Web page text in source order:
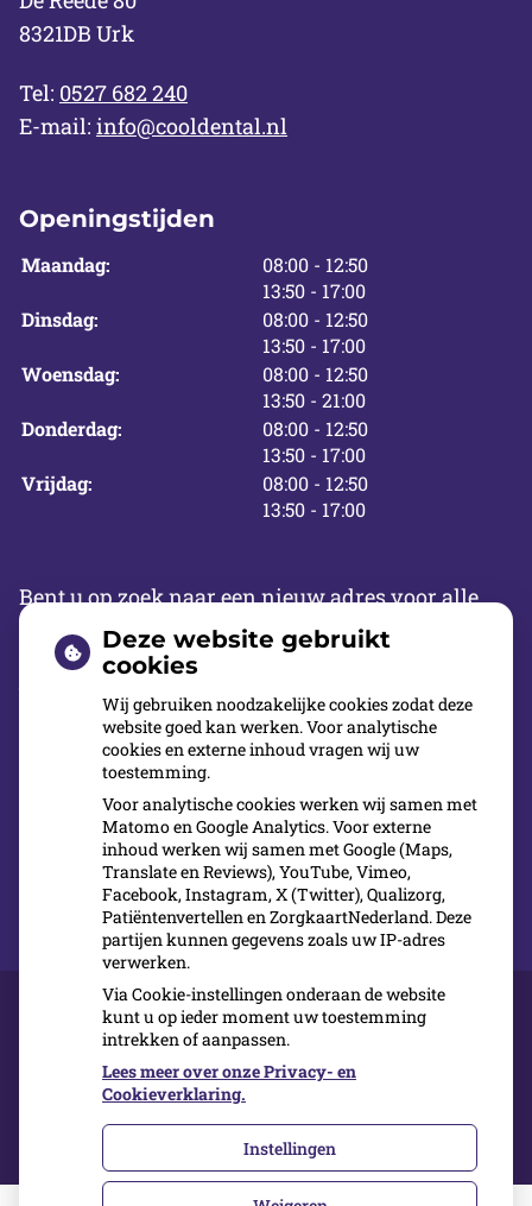
8321DB Urk
Tel: 0527 682 240
E-mail: info@cooldental.nl
Openingstijden
Maandag: 08:00 tot
- 12:50
13:50 tot
- 17:00
Dinsdag:
08:00 tot
- 12:50
13:50 tot
- 17:00
Woensdag:
08:00 tot
- 12:50
13:50 tot
- 21:00
Donderdag:
08:00 tot
- 12:50
13:50 tot
- 17:00
Vrijdag:
08:00 tot
- 12:50
13:50 tot
- 17:00
Bent u op zoek naar een nieuw adres voor alle
voorkomende handelingen op het gebied van
mond-en gebitsverzorging? Een tandarts in de
buurt, bij wie u direct terecht kunt, een modern
tandheelkundig centrum? Waar ook
avondbehandelingen worden verricht en trouw
aan de nieuwste inzichten en technieken?
Meld u dan nu aan bij Cool Dental Clinic
Inschrijven
Deze website gebruikt
cookies
Wij gebruiken noodzakelijke cookies zodat deze
website goed kan werken. Voor analytische
cookies en externe inhoud vragen wij uw
toestemming.
Voor analytische cookies werken wij samen met
Matomo en Google Analytics. Voor externe
inhoud werken wij samen met Google (Maps,
Translate en Reviews), YouTube, Vimeo,
Facebook, Instagram, X (Twitter), Qualizorg,
Patiëntenvertellen en ZorgkaartNederland. Deze
partijen kunnen gegevens zoals uw IP-adres
verwerken.
Via Cookie-instellingen onderaan de website
kunt u op ieder moment uw toestemming
intrekken of aanpassen.
Lees meer over onze Privacy- en
Cookieverklaring.
Instellingen